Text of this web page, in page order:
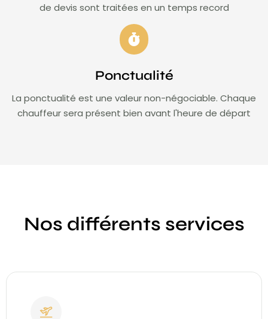
de devis sont traitées en un temps record
Ponctualité
La ponctualité est une valeur non-négociable. Chaque
chauffeur sera présent bien avant l'heure de départ
Nos différents services